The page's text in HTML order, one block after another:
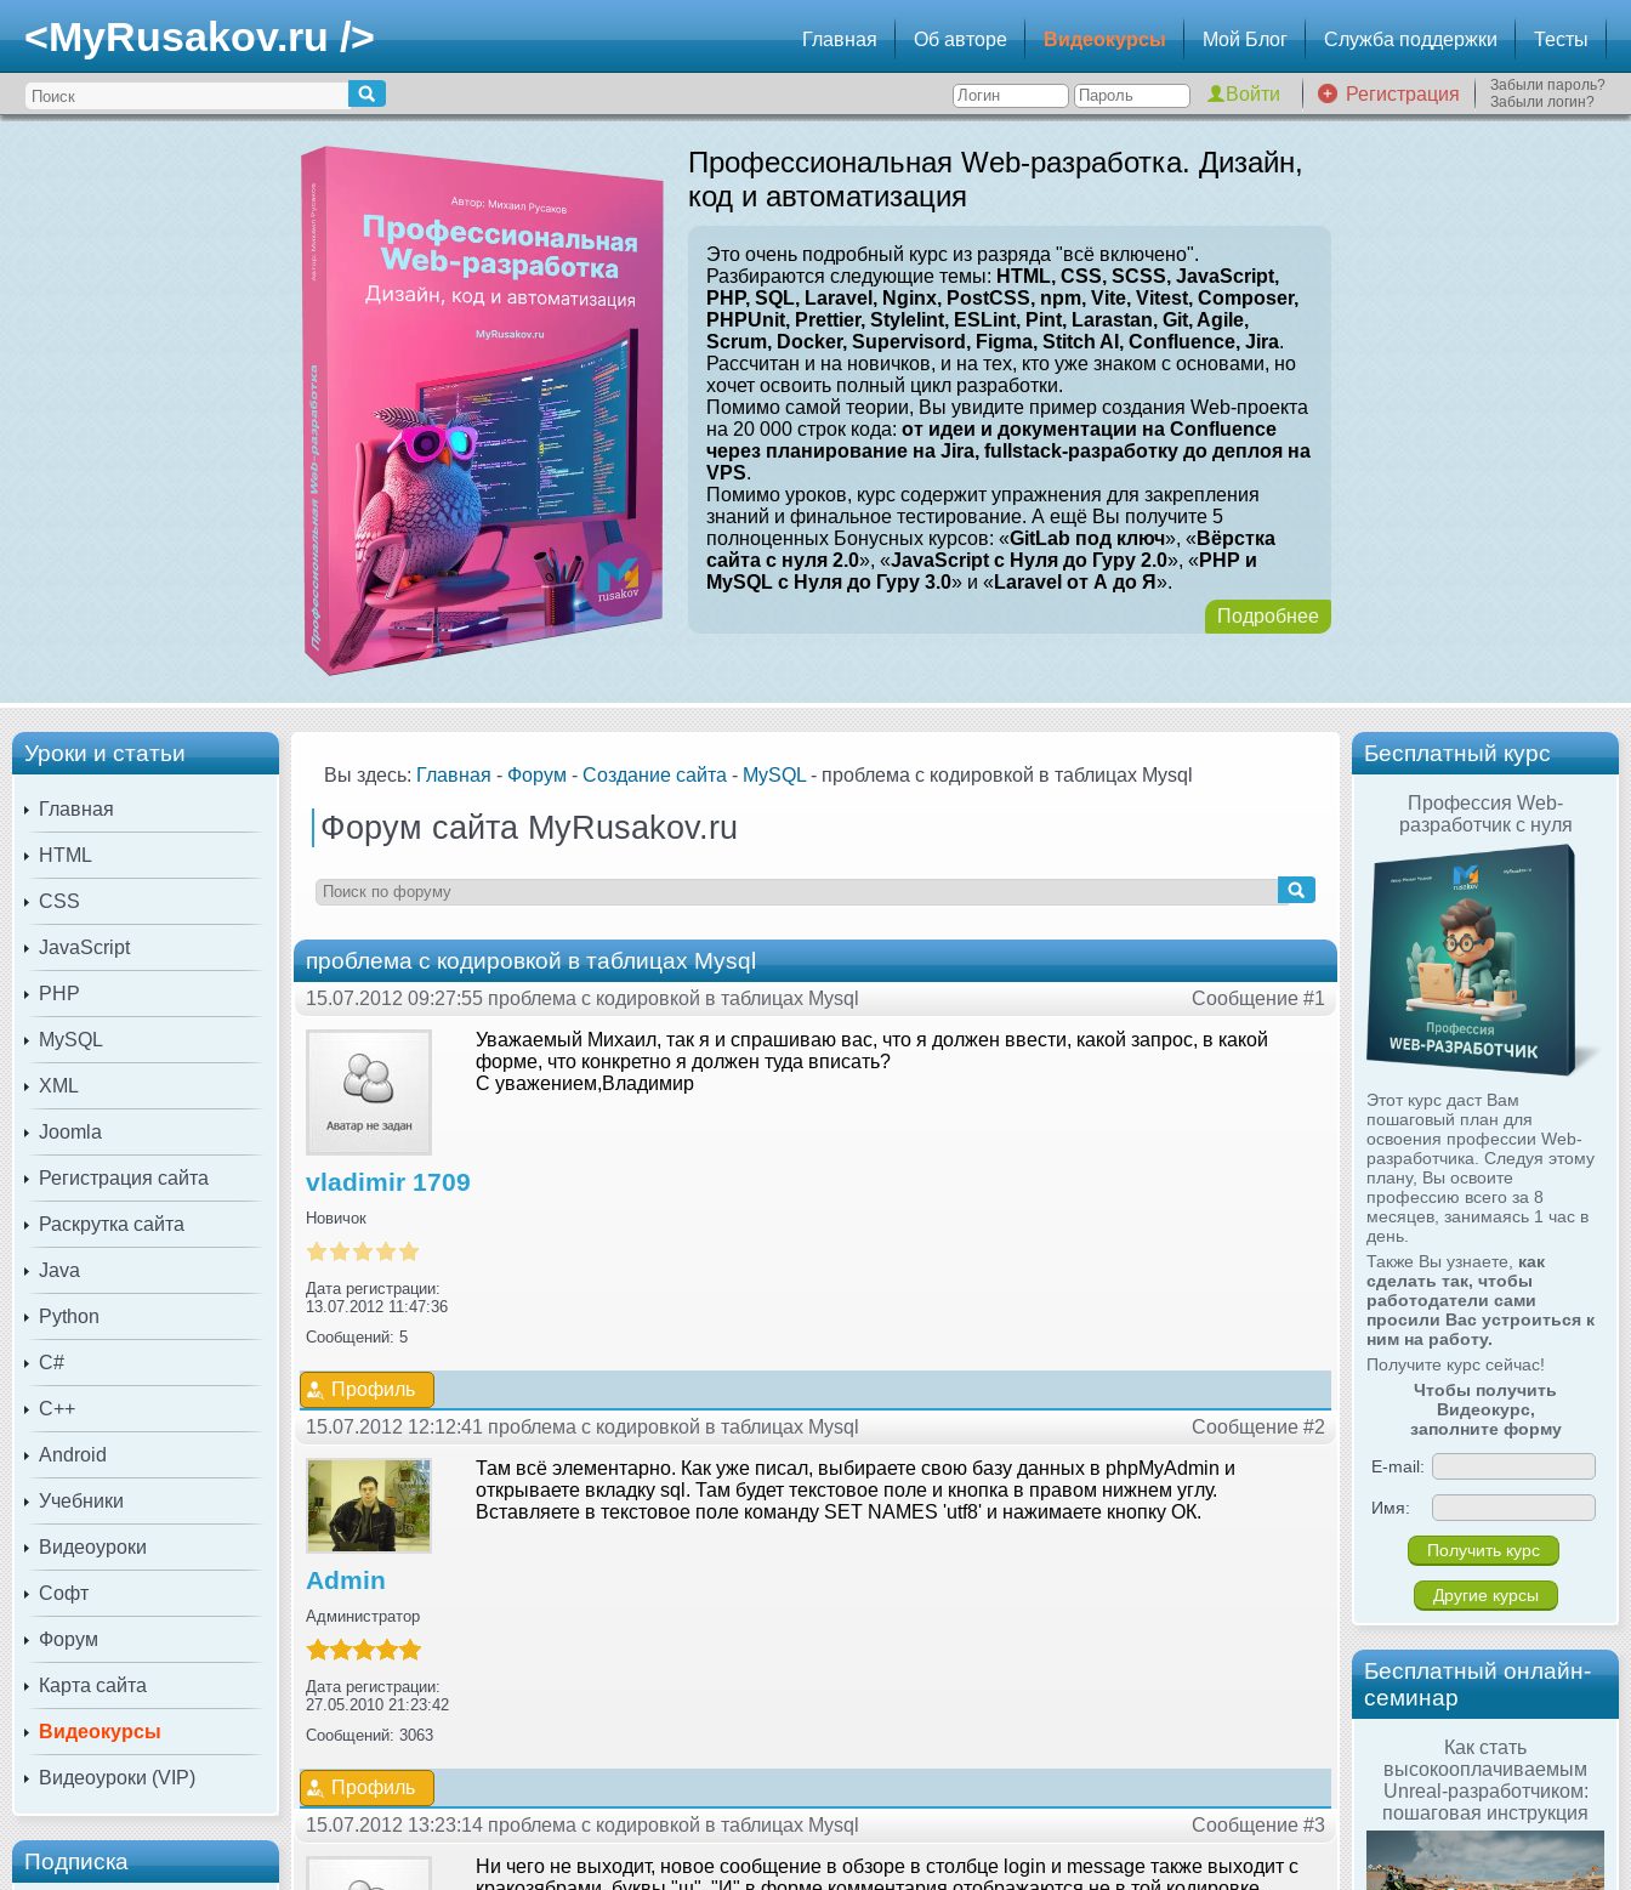
<MyRusakov.ru /> Главная Об авторе Видеокурсы Мой Блог Служба поддержки Тесты
Регистрация
Забыли пароль?
Забыли логин?
Профессиональная Web-разработка. Дизайн,
код и автоматизация
Это очень подробный курс из разряда "всё включено".
Разбираются следующие темы: HTML, CSS, SCSS, JavaScript,
PHP, SQL, Laravel, Nginx, PostCSS, npm, Vite, Vitest, Composer,
PHPUnit, Prettier, Stylelint, ESLint, Pint, Larastan, Git, Agile,
Scrum, Docker, Supervisord, Figma, Stitch AI, Confluence, Jira.
Рассчитан и на новичков, и на тех, кто уже знаком с основами, но
хочет освоить полный цикл разработки.
Помимо самой теории, Вы увидите пример создания Web-проекта
на 20 000 строк кода: от идеи и документации на Confluence
через планирование на Jira, fullstack-разработку до деплоя на
VPS.
Помимо уроков, курс содержит упражнения для закрепления
знаний и финальное тестирование. А ещё Вы получите 5
полноценных Бонусных курсов: «GitLab под ключ», « Вёрстка
сайта с нуля 2.0», «JavaScript с Нуля до Гуру 2.0», «PHP и
MySQL с Нуля до Гуру 3.0» и « Laravel от А до Я».
Подробнее
Уроки и статьи
Главная
HTML
CSS
JavaScript
PHP
MySQL
XML
Joomla
Регистрация сайта
Раскрутка сайта
Java
Python
C#
C++
Android
Учебники
Видеоуроки
Софт
Форум
Карта сайта
Видеокурсы
Видеоуроки (VIP)
Подписка
Бесплатный курс
Профессия Web-
разработчик с нуля
Этот курс даст Вам
пошаговый план для
освоения профессии Web-
разработчика. Следуя этому
плану, Вы освоите
профессию всего за 8
месяцев, занимаясь 1 час в
день.
Также Вы узнаете, как
сделать так, чтобы
работодатели сами
просили Вас устроиться к
ним на работу.
Получите курс сейчас!
Чтобы получить
Видеокурс,
заполните форму
E-mail:
Имя:
Другие курсы
Бесплатный онлайн-
семинар
Как стать
высокооплачиваемым
Unreal-разработчиком:
пошаговая инструкция
Вы здесь: Главная - Форум - Создание сайта - MySQL - проблема с кодировкой в таблицах Mysql
Форум сайта MyRusakov.ru
проблема с кодировкой в таблицах Mysql
15.07.2012 09:27:55 проблема с кодировкой в таблицах Mysql Сообщение #1
vladimir 1709
Новичок
Дата регистрации:
13.07.2012 11:47:36
Сообщений: 5
Уважаемый Михаил, так я и спрашиваю вас, что я должен ввести, какой запрос, в какой
форме, что конкретно я должен туда вписать?
С уважением,Владимир
Профиль
15.07.2012 12:12:41 проблема с кодировкой в таблицах Mysql
Сообщение #2
Admin
Администратор
Дата регистрации:
27.05.2010 21:23:42
Сообщений: 3063
Там всё элементарно. Как уже писал, выбираете свою базу данных в phpMyAdmin и
открываете вкладку sql. Там будет текстовое поле и кнопка в правом нижнем углу.
Вставляете в текстовое поле команду SET NAMES 'utf8' и нажимаете кнопку ОК.
Профиль
15.07.2012 13:23:14 проблема с кодировкой в таблицах Mysql
Сообщение #3
Ни чего не выходит, новое сообщение в обзоре в столбце login и message также выходит с